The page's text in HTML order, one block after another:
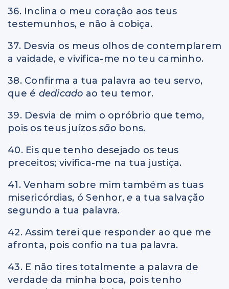
36. Inclina o meu coração aos teus
testemunhos, e não à cobiça.
37. Desvia os meus olhos de contemplarem
a vaidade, e vivifica-me no teu caminho.
38. Confirma a tua palavra ao teu servo,
que é dedicado ao teu temor.
39. Desvia de mim o opróbrio que temo,
pois os teus juízos são bons.
40. Eis que tenho desejado os teus
preceitos; vivifica-me na tua justiça.
41. Venham sobre mim também as tuas
misericórdias, ó Senhor,e a tua salvação
segundo a tua palavra.
42. Assim terei que responder ao que me
afronta, pois confio na tua palavra.
43. E não tires totalmente a palavra de
verdade da minha boca, pois tenho